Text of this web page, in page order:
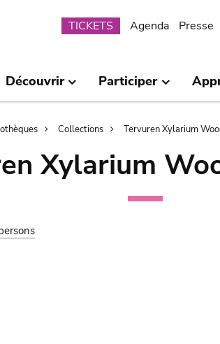
Submenu
TICKETS Agenda Presse
Découvrir Participer
Collections Tervuren Xylarium
Xylarium